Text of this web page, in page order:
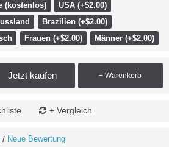
(kostenlos)
USA (+$2.00)
Brazilien (+$2.00)
Frauen (+$2.00) Männer (+$2.00)
Jetzt kaufen + Warenkorb
+ Vergleich
/ Neue Bewertung